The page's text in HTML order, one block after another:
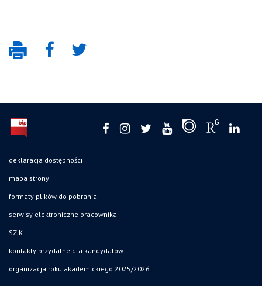
deklaracja dostępności
mapa strony
formaty plików do pobrania
serwisy elektroniczne pracownika
SZJK
kontakty przydatne dla kandydatów
organizacja roku akademickiego 2025/2026